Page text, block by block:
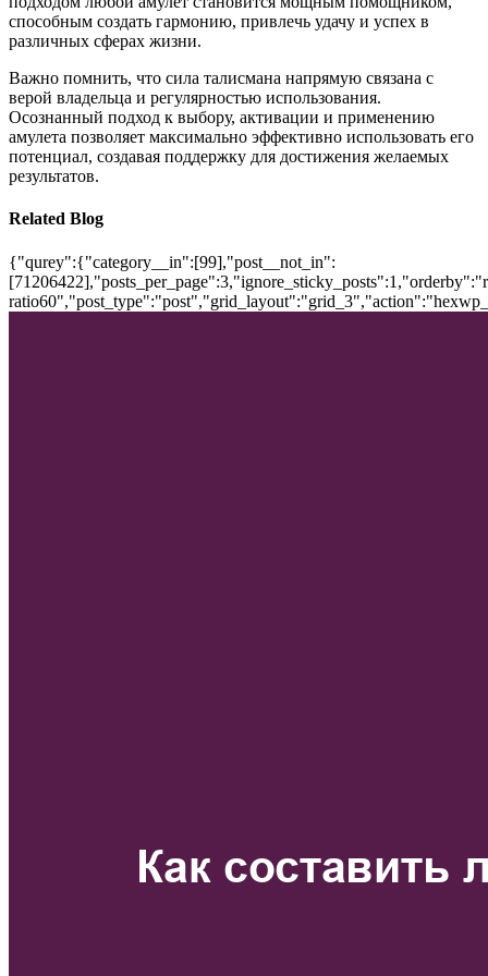
способным создать гармонию, привлечь удачу и успех в
различных сферах жизни.
Важно помнить, что сила талисмана напрямую связана с
верой владельца и регулярностью использования.
Осознанный подход к выбору, активации и применению
амулета позволяет максимально эффективно использовать его
потенциал, создавая поддержку для достижения желаемых
результатов.
Related Blog
{"qurey":{"category__in":[99],"post__not_in":